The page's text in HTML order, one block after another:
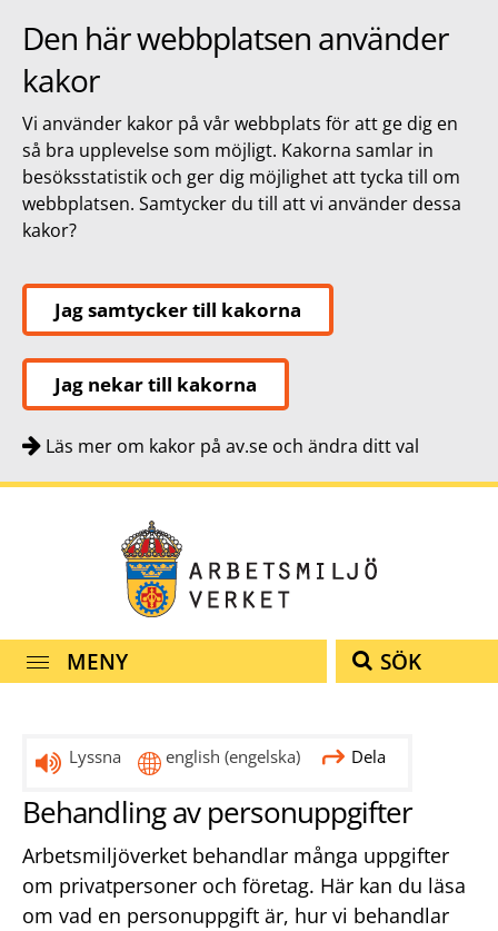
Den här webbplatsen använder
kakor
Vi använder kakor på vår webbplats för att ge dig en
så bra upplevelse som möjligt. Kakorna samlar in
besöksstatistik och ger dig möjlighet att tycka till om
webbplatsen. Samtycker du till att vi använder dessa
kakor?
Jag samtycker till kakorna
Jag nekar till kakorna
Läs mer om kakor på av.se och ändra ditt val
MENY SÖK
Lyssna english (engelska) Dela
Behandling av personuppgifter
Arbetsmiljöverket behandlar många uppgifter
om privatpersoner och företag. Här kan du läsa
om vad en personuppgift är, hur vi behandlar